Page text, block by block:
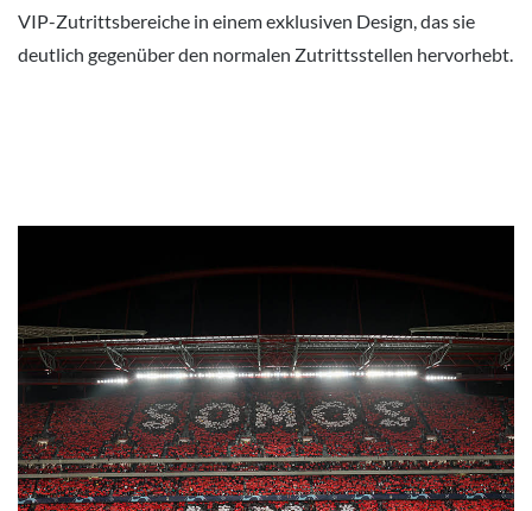
VIP-Zutrittsbereiche in einem exklusiven Design, das sie
deutlich gegenüber den normalen Zutrittsstellen hervorhebt.